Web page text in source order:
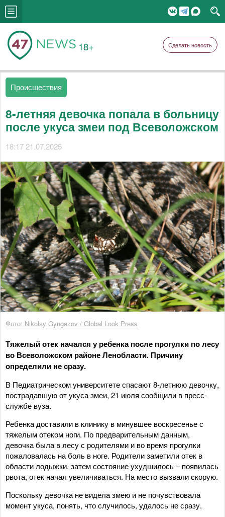
18+ Сделать новость
Происшествия
8-летняя девочка попала в больницу
после укуса змеи под Всеволожском
18:17 21.07.2025
Фото: Nikolay Gyngazov / Global Look Press
Тяжелый отек начался у ребенка после прогулки по лесу
во Всеволожском районе Ленобласти. Причину
определили не сразу.
В Педиатрическом университете спасают 8-летнюю девочку,
пострадавшую от укуса змеи, 21 июля сообщили в пресс-
службе вуза.
Ребенка доставили в клинику в минувшее воскресенье с
тяжелым отеком ноги. По предварительным данным,
девочка была в лесу с родителями и во время прогулки
пожаловалась на боль в ноге. Родители заметили отек в
области лодыжки, затем состояние ухудшилось – появилась
рвота, отек начал увеличиваться. На место вызвали скорую.
Поскольку девочка не видела змею и не почувствовала
момент укуса, понять, что случилось, удалось не сразу.